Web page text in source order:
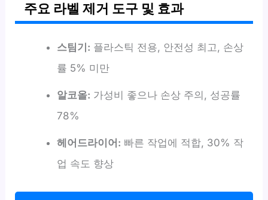
주요 라벨 제거 도구 및 효과
스팀기: 플라스틱 전용, 안전성 최고, 손상
률 5% 미만
알코올: 가성비 좋으나 손상 주의, 성공률
78%
헤어드라이어: 빠른 작업에 적합, 30% 작
업 속도 향상